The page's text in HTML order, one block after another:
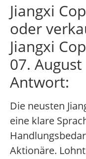
Jiangxi
oder
Jiangxi
07.
Antwort:
Die neusten
eine klare
Aktionäre.